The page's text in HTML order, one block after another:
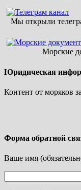
Мы открыли
Морские
Юридическая
Контент от моряков
Форма обратной
Ваше имя